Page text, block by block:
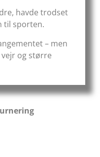
havde trodset
til sporten.
– men
og større